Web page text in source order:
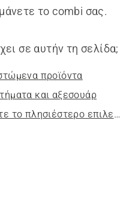
το combi σας.
σε αυτήν τη σελίδα;
προϊόντα
και αξεσουάρ
Βρείτε το πλησιέστερο επιλεγμένο κατάστημα